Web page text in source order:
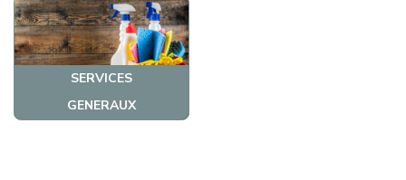
SERVICES
GENERAUX